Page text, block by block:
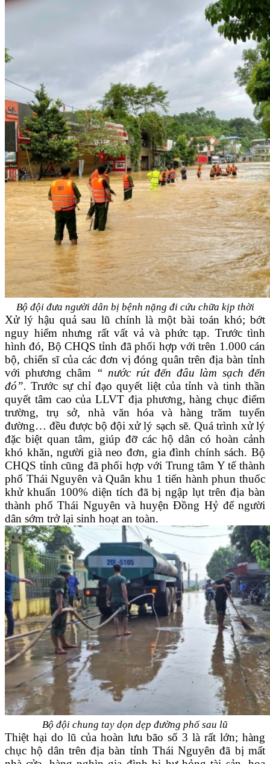
Bộ đội đưa người dân bị bệnh nặng đi cứu chữa kịp thời
Xử lý hậu quả sau lũ chính là một bài toán khó; bớt
nguy hiểm nhưng rất vất vả và phức tạp. Trước tình
hình đó, Bộ CHQS tỉnh đã phối hợp với trên 1.000 cán
bộ, chiến sĩ của các đơn vị đóng quân trên địa bàn tỉnh
với phương châm “ nước rút đến đâu làm sạch đến
đó”.Trước sự chỉ đạo quyết liệt của tỉnh và tinh thần
quyết tâm cao của LLVT địa phương, hàng chục điểm
trường, trụ sở, nhà văn hóa và hàng trăm tuyến
đường… đều được bộ đội xử lý sạch sẽ. Quá trình xử lý
đặc biệt quan tâm, giúp đỡ các hộ dân có hoàn cảnh
khó khăn, người già neo đơn, gia đình chính sách. Bộ
CHQS tỉnh cũng đã phối hợp với Trung tâm Y tế thành
phố Thái Nguyên và Quân khu 1 tiến hành phun thuốc
khử khuẩn 100% diện tích đã bị ngập lụt trên địa bàn
thành phố Thái Nguyên và huyện Đồng Hỷ để người
dân sớm trở lại sinh hoạt an toàn.
Bộ đội chung tay dọn dẹp đường phố sau lũ
Thiệt hại do lũ của hoàn lưu bão số 3 là rất lớn; hàng
chục hộ dân trên địa bàn tỉnh Thái Nguyên đã bị mất